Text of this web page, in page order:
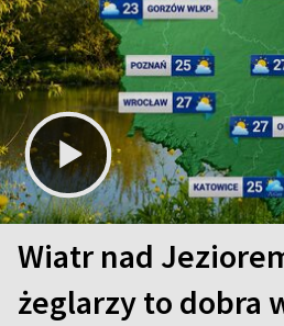
Wiatr nad
żeglarzy to dobra